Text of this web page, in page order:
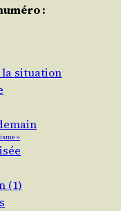
:
situation
»
(1)